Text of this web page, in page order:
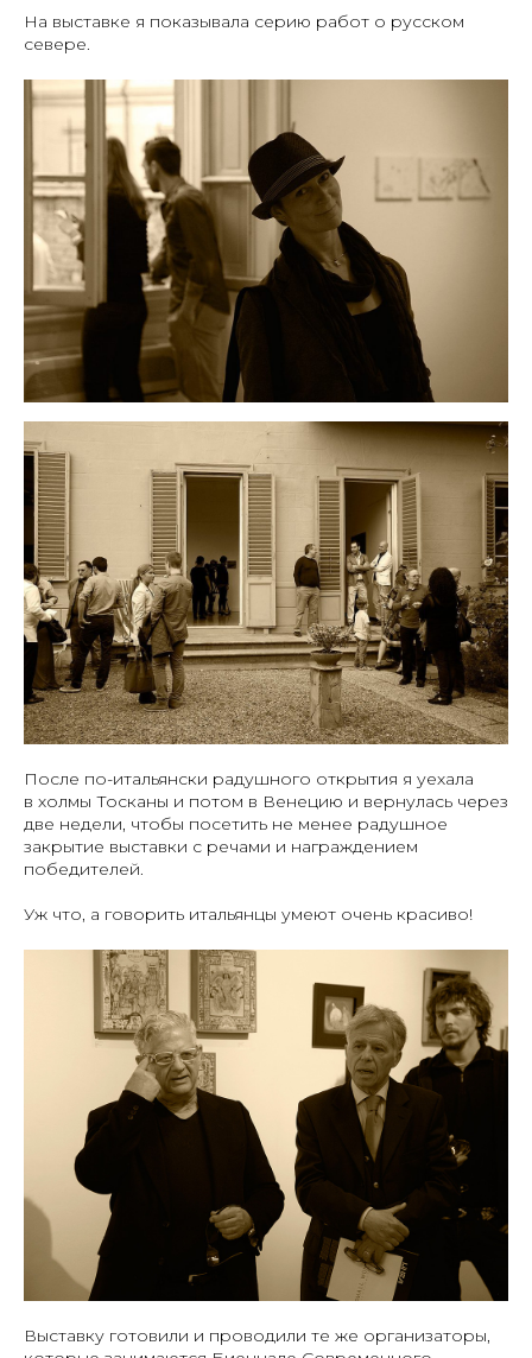
На выставке я показывала серию работ о русском
севере.
После по-итальянски радушного открытия я уехала
в холмы Тосканы и потом в Венецию и вернулась через
две недели, чтобы посетить не менее радушное
закрытие выставки с речами и награждением
победителей.
Уж что, а говорить итальянцы умеют очень красиво!
Выставку готовили и проводили те же организаторы,